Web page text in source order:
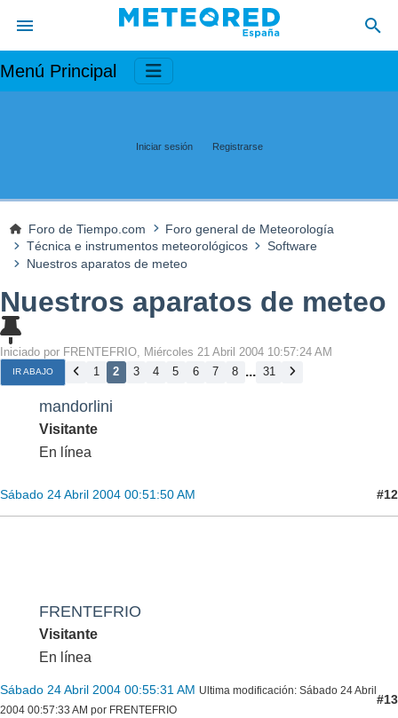
Menú Principal
Iniciar sesión Registrarse
Foro de Tiempo.com
Foro general de Meteorología
Técnica e instrumentos meteorológicos
Software
Nuestros aparatos de meteo
Nuestros aparatos de meteo
Iniciado por FRENTEFRIO, Miércoles 21 Abril 2004 10:57:24 AM
IR ABAJO 1 2 3 4 5 6 7 8 ... 31
mandorlini
Visitante
En línea
Sábado 24 Abril 2004 00:51:50 AM #12
FRENTEFRIO
Visitante
En línea
Sábado 24 Abril 2004 00:55:31 AM Ultima modificación: Sábado 24 Abril
2004 00:57:33 AM por FRENTEFRIO
#13